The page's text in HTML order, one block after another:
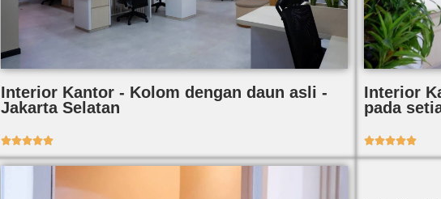
Interior Kantor - Kolom dengan daun asli -
Jakarta Selatan

Interior
pada
